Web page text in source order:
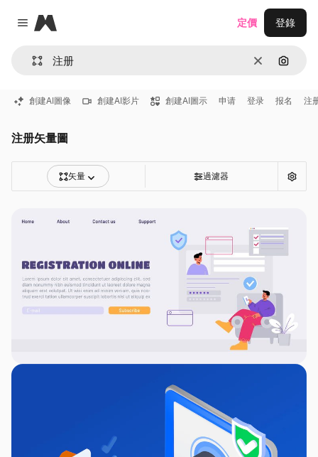
Close menu
Magnific
清除 通過圖
定價 登錄
創建AI圖像 創建AI影片 創建AI圖示 申请 登录 报名 注
注册矢量圖
矢量 過濾器